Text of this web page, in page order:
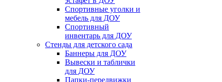
Спортивные уголки и
мебель для ДОУ
Спортивный
инвентарь для ДОУ
Стенды для детского сада
Баннеры для ДОУ
Вывески и таблички
для ДОУ
Папки-передвижки